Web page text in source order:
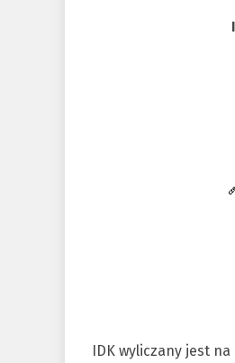
IDK wyliczany jest